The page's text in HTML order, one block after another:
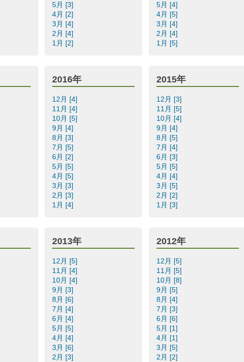
5月 [3]
4月 [2]
3月 [4]
2月 [4]
1月 [2]
5月 [4]
4月 [5]
3月 [4]
2月 [4]
1月 [5]
2016年
12月 [4]
11月 [4]
10月 [5]
9月 [4]
8月 [3]
7月 [5]
6月 [2]
5月 [5]
4月 [5]
3月 [3]
2月 [3]
1月 [4]
2015年
12月 [3]
11月 [5]
10月 [4]
9月 [4]
8月 [5]
7月 [4]
6月 [3]
5月 [5]
4月 [4]
3月 [5]
2月 [2]
1月 [3]
2013年
12月 [5]
11月 [4]
10月 [4]
9月 [3]
8月 [6]
7月 [4]
6月 [4]
5月 [5]
4月 [4]
3月 [6]
2月 [3]
2012年
12月 [5]
11月 [5]
10月 [8]
9月 [5]
8月 [4]
7月 [3]
6月 [6]
5月 [1]
4月 [1]
3月 [5]
2月 [2]